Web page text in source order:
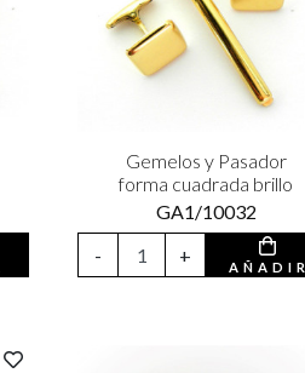
Gemelos y Pasador
forma cuadrada brillo
GA1/10032
-
+
AÑADIR